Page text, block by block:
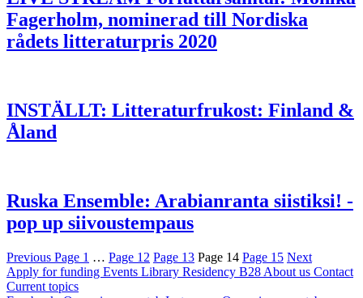
Fagerholm, nominerad till Nordiska
rådets litteraturpris 2020
INSTÄLLT: Litteraturfrukost: Finland &
Åland
Ruska Ensemble: Arabianranta siistiksi! -
pop up siivoustempaus
Previous Page 1 … Page 12 Page 13 Page 14 Page 15 Next
Apply for funding Events Library Residency B28 About us Contact
Current topics